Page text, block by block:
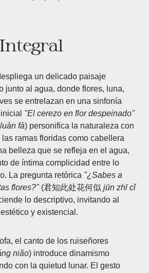
un delicado paisaje
junto al agua, donde flores, luna,
se entrelazan en una sinfonía
"El cerezo en flor despeinado"
fà) personifica la naturaleza con
ramas floridas como cabellera
belleza que se refleja en el agua,
de íntima complicidad entre lo
La pregunta retórica "¿Sabes a
flores?"(君知此处花何似 jūn zhī cǐ
lo descriptivo, invitando al
y existencial.
el canto de los ruiseñores
niǎo) introduce dinamismo
con la quietud lunar. El gesto